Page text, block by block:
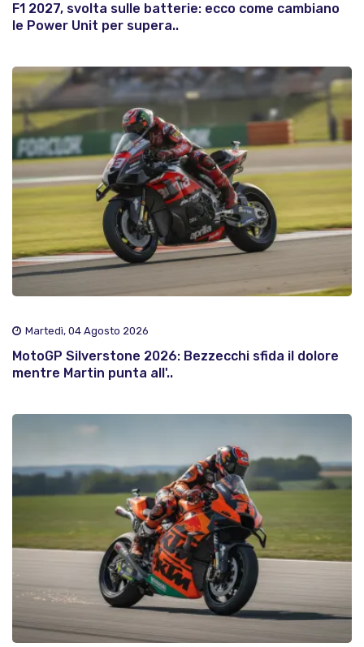
F1 2027, svolta sulle batterie: ecco come cambiano
le Power Unit per supera..
Martedì, 04 Agosto 2026
MotoGP Silverstone 2026: Bezzecchi sfida il dolore
mentre Martin punta all'..